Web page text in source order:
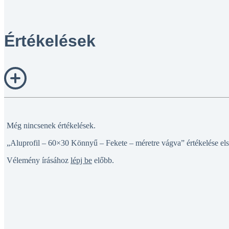
Értékelések
Még nincsenek értékelések.
„Aluprofil – 60×30 Könnyű – Fekete – méretre vágva” értékelése
Vélemény írásához lépj be előbb.